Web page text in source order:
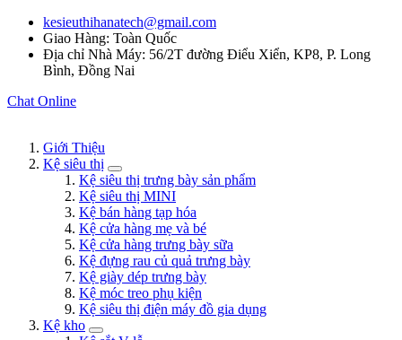
kesieuthihanatech@gmail.com
Giao Hàng: Toàn Quốc
Địa chỉ Nhà Máy: 56/2T đường Điểu Xiển, KP8, P. Long
Bình, Đồng Nai
Chat Online
Giới Thiệu
Kệ siêu thị
Kệ siêu thị trưng bày sản phẩm
Kệ siêu thị MINI
Kệ bán hàng tạp hóa
Kệ cửa hàng mẹ và bé
Kệ cửa hàng trưng bày sữa
Kệ đựng rau củ quả trưng bày
Kệ giày dép trưng bày
Kệ móc treo phụ kiện
Kệ siêu thị điện máy đồ gia dụng
Kệ kho